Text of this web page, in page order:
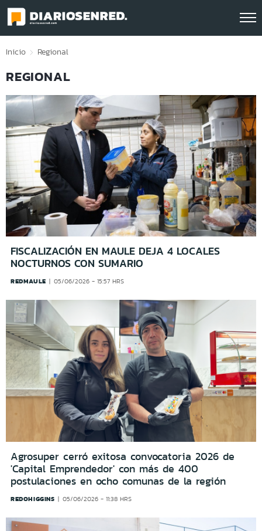
Click acá para ir directamente al contenido
Inicio Regional
REGIONAL
FISCALIZACIÓN EN MAULE DEJA 4 LOCALES
NOCTURNOS CON SUMARIO
REDMAULE 05/06/2026 - 15:57 HRS
Agrosuper cerró exitosa convocatoria 2026 de
'Capital Emprendedor' con más de 400
postulaciones en ocho comunas de la región
REDOHIGGINS 05/06/2026 - 11:38 HRS